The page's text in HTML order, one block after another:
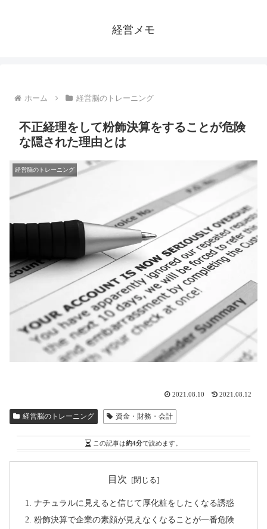
経営メモ
ホーム 経営脳のトレーニング
不正経理をして粉飾決算をすることが危険
な隠された理由とは
経営脳のトレーニング
2021.08.10 2021.08.12
経営脳のトレーニング 資金・財務・会計
この記事は約4分で読めます。
目次
ナチュラルに見えると信じて厚化粧をしたくなる誘惑
粉飾決算で企業の素顔が見えなくなることが一番危険